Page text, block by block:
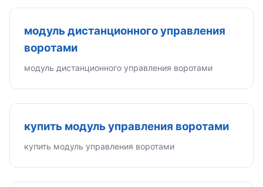
модуль дистанционного управления
воротами
модуль дистанционного управления воротами
купить модуль управления воротами
купить модуль управления воротами